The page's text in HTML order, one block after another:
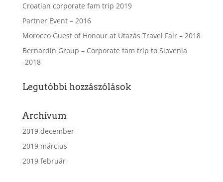
Croatian corporate fam trip 2019
Partner Event – 2016
Morocco Guest of Honour at Utazás Travel Fair – 2018
Bernardin Group – Corporate fam trip to Slovenia
-2018
Legutóbbi hozzászólások
Archívum
2019 december
2019 március
2019 február